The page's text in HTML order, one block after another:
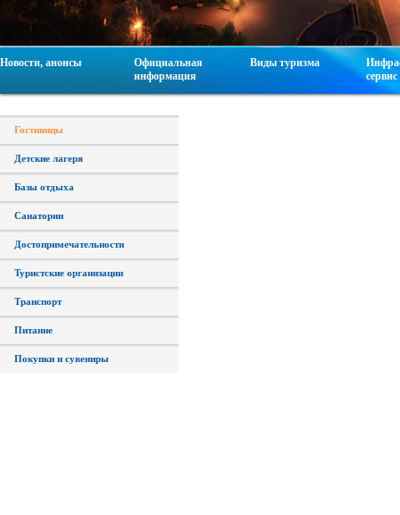
Новости, анонсы
Официальная
информация
Виды туризма
сервис
Гостиницы
Детские лагеря
Базы отдыха
Санатории
Достопримечательности
Туристские организации
Транспорт
Питание
Покупки и сувениры